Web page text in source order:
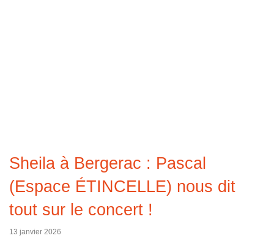
Sheila à Bergerac : Pascal
(Espace ÉTINCELLE) nous dit
tout sur le concert !
13 janvier 2026